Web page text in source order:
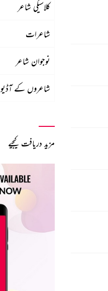
کلاسیکی شاعر
شاعرات
نوجوان شاعر
شاعروں کے آڈیو
مزید دریافت کیجیے